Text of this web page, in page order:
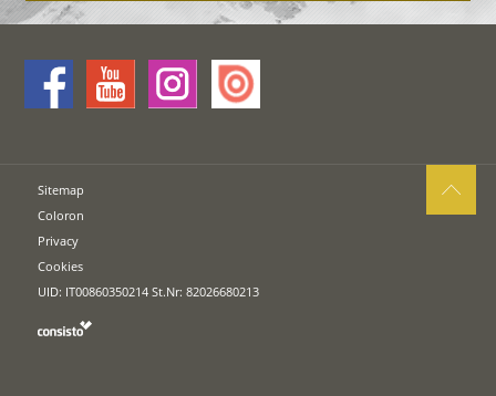
Sitemap
Coloron
Privacy
Cookies
UID: IT00860350214 St.Nr: 82026680213